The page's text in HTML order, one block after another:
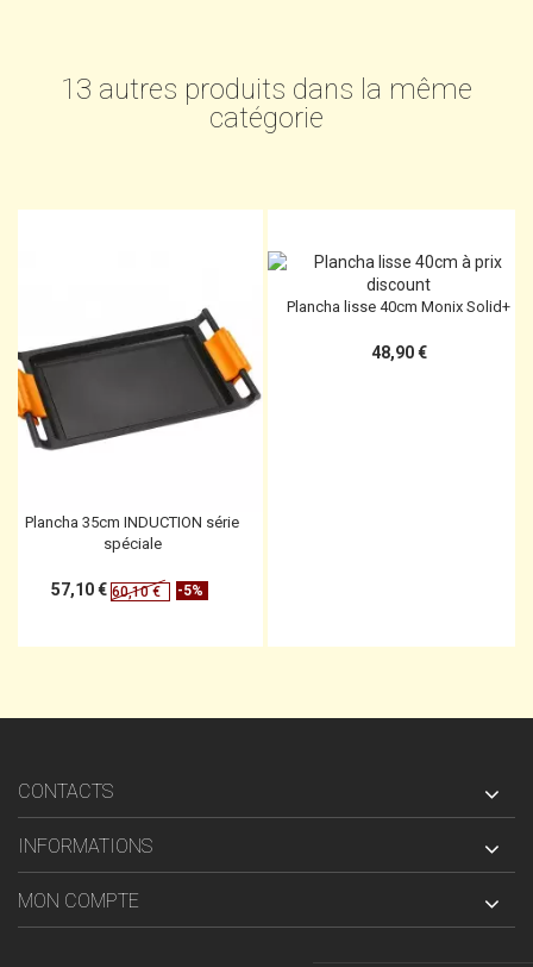
13 autres produits dans la même
catégorie
Plancha 35cm INDUCTION série
spéciale
57,10 € 60,10 € -5%
Plancha lisse 40cm Monix Solid+
48,90 €
CONTACTS
INFORMATIONS
MON COMPTE